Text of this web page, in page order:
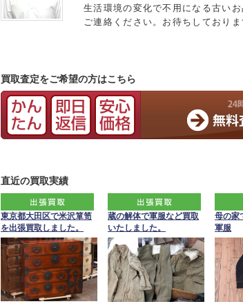
生活環境の変化で不用になる古い
ご連絡ください。お待ちしておりま
買取査定をご希望の方はこちら
直近の買取実績
東京都大田区で米沢箪笥
を出張買取しました。
蔵の解体で軍服など買取
いたしました。
母の家
軍服